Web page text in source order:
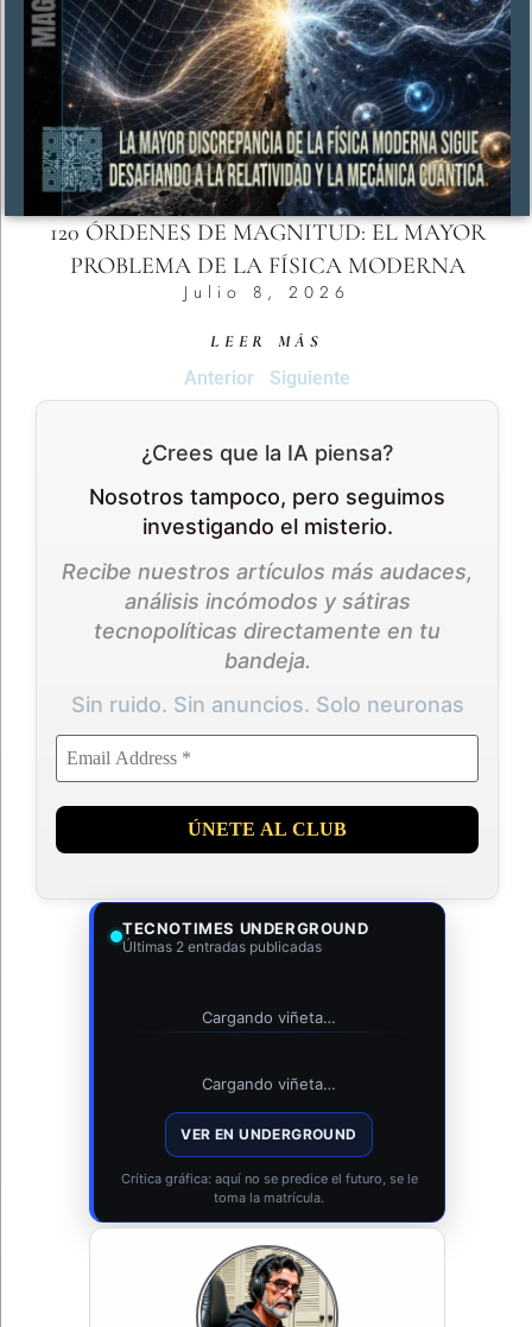
120 ÓRDENES DE MAGNITUD: EL MAYOR
PROBLEMA DE LA FÍSICA MODERNA
Julio 8, 2026
LEER MÁS
Anterior Siguiente
¿Crees que la IA piensa?
Nosotros tampoco, pero seguimos
investigando el misterio.
Recibe nuestros artículos más audaces,
análisis incómodos y sátiras
tecnopolíticas directamente en tu
bandeja.
Sin ruido. Sin anuncios. Solo neuronas
TECNOTIMES UNDERGROUND
Últimas 2 entradas publicadas
Cargando viñeta…
Cargando viñeta…
VER EN UNDERGROUND
Crítica gráfica: aquí no se predice el futuro, se le
toma la matrícula.